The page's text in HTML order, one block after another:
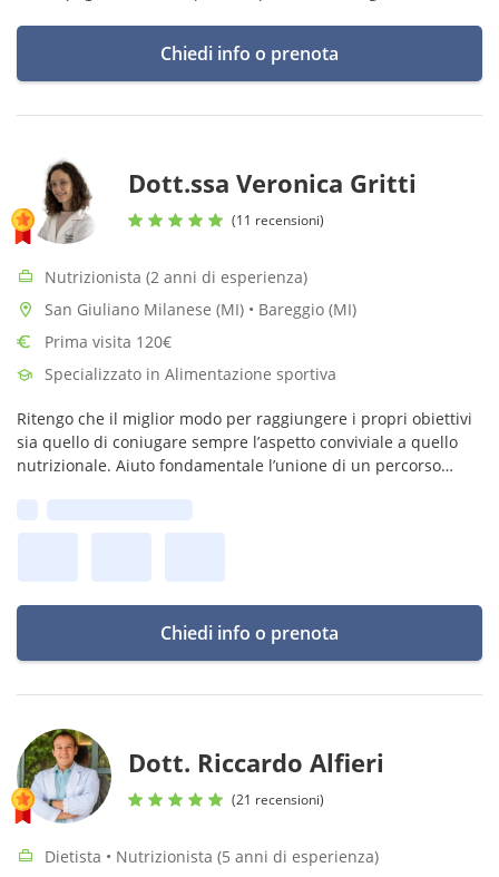
Chiedi info o prenota
Dott.ssa Veronica Gritti
(11 recensioni)
Nutrizionista (2 anni di esperienza)
San Giuliano Milanese (MI) • Bareggio (MI)
Prima visita 120€
Specializzato in Alimentazione sportiva
Ritengo che il miglior modo per raggiungere i propri obiettivi
sia quello di coniugare sempre l’aspetto conviviale a quello
nutrizionale. Aiuto fondamentale l’unione di un percorso
Chiedi info o prenota
Dott. Riccardo Alfieri
(21 recensioni)
Dietista • Nutrizionista (5 anni di esperienza)